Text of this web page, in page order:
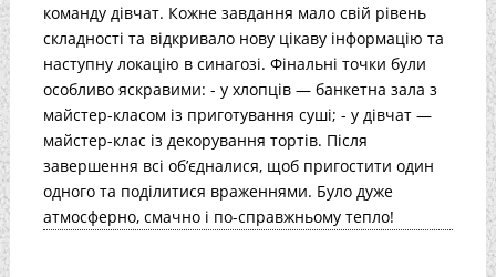
команду дівчат. Кожне завдання мало свій рівень
складності та відкривало нову цікаву інформацію та
наступну локацію в синагозі. Фінальні точки були
особливо яскравими: - у хлопців — банкетна зала з
майстер-класом із приготування суші; - у дівчат —
майстер-клас із декорування тортів. Після
завершення всі об’єдналися, щоб пригостити один
одного та поділитися враженнями. Було дуже
атмосферно, смачно і по-справжньому тепло!